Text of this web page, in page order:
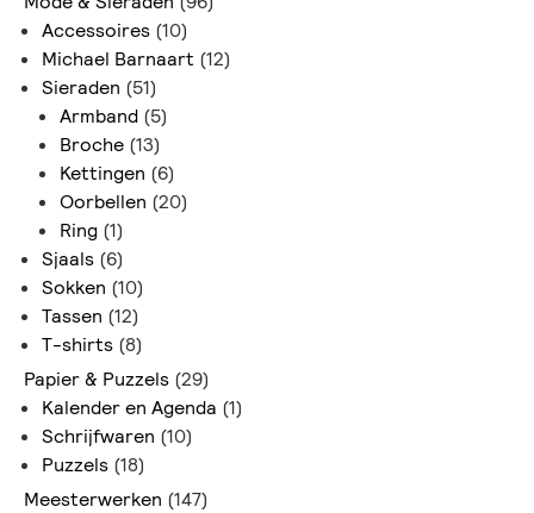
Accessoires (10)
Michael Barnaart (12)
Sieraden (51)
Armband (5)
Broche (13)
Kettingen (6)
Oorbellen (20)
Ring (1)
Sjaals (6)
Sokken (10)
Tassen (12)
T-shirts (8)
Papier & Puzzels (29)
Kalender en Agenda (1)
Schrijfwaren (10)
Puzzels (18)
Meesterwerken (147)